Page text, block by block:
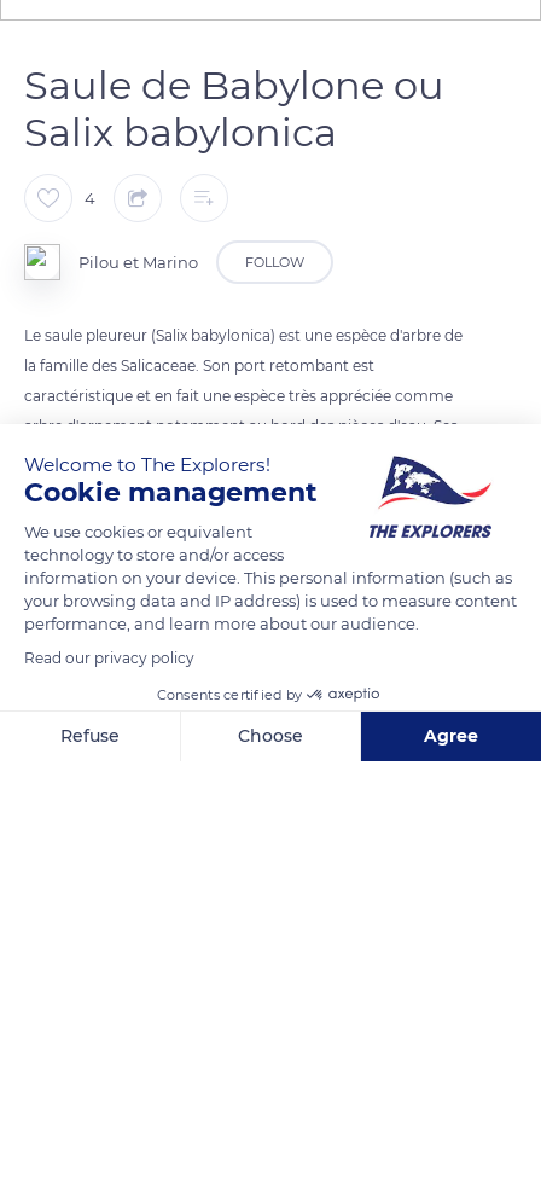
Saule de Babylone ou
Salix babylonica
4
Pilou et Marino FOLLOW
Le saule pleureur (Salix babylonica) est une espèce d'arbre de
la famille des Salicaceae. Son port retombant est
caractéristique et en fait une espèce très appréciée comme
arbre d'ornement notamment au bord des pièces d'eau. Ses
longues branches-lianes pendantes sont la cause de son
appellation de pleureur. Une autre explication de cette
condensation peuvent s'écouler des feuilles et des branches
en quantité abondante.
READ MORE
Welcome to The Explorers!
Cookie management
We use cookies or equivalent
technology to store and/or access
information on your device. This personal information (such as
your browsing data and IP address) is used to measure content
performance, and learn more about our audience.
Read our privacy policy
Consents certified by
Refuse Choose Agree